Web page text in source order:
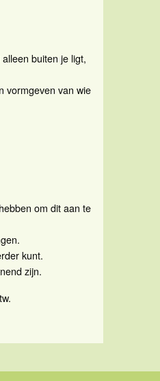
buiten je ligt,
vormgeven van wie
om dit aan te
kunt.
zijn.